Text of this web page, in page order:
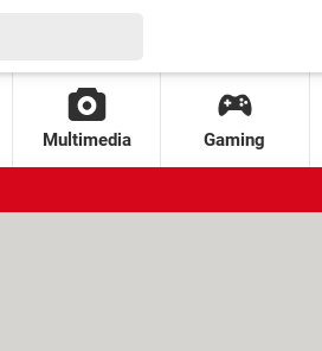
Multimedia Gaming